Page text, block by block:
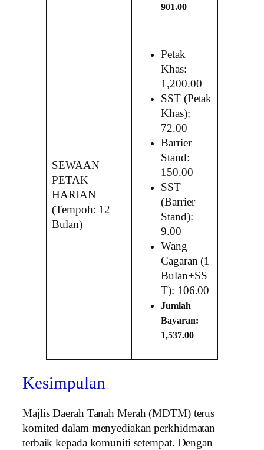
901.00
SEWAAN
PETAK
HARIAN
(Tempoh: 12
Bulan)
Petak
Khas:
1,200.00
SST (Petak
Khas):
72.00
Barrier
Stand:
150.00
SST
(Barrier
Stand):
9.00
Wang
Cagaran (1
Bulan+SS
T): 106.00
Jumlah
Bayaran:
1,537.00
Kesimpulan
Majlis Daerah Tanah Merah (MDTM) terus
komited dalam menyediakan perkhidmatan
terbaik kepada komuniti setempat. Dengan